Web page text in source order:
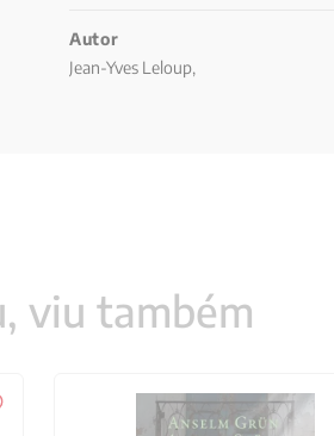
Autor
Jean-Yves Leloup,
viu também